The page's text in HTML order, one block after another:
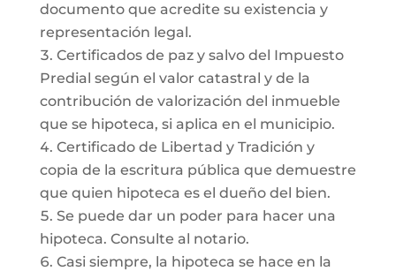
documento que acredite su existencia y
representación legal.
Certificados de paz y salvo del Impuesto
Predial según el valor catastral y de la
contribución de valorización del inmueble
que se hipoteca, si aplica en el municipio.
Certificado de Libertad y Tradición y
copia de la escritura pública que demuestre
que quien hipoteca es el dueño del bien.
Se puede dar un poder para hacer una
hipoteca. Consulte al notario.
Casi siempre, la hipoteca se hace en la